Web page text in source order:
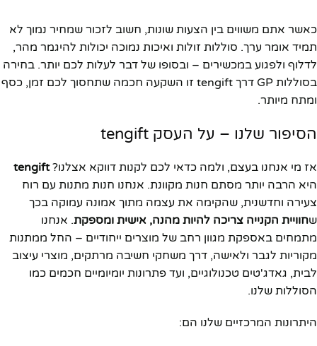
כאשר אתם משווים בין הצעות שונות, חשוב לזכור שמחיר נמוך לא
תמיד אומר ערך. סוללות זולות ואיכות נמוכה יכולות להיגמר מהר,
לדלוף ולפגוע במכשירים – ובסופו של דבר לעלות לכם יותר. בחירה
בסוללות GP דרך tengift זו השקעה חכמה שתחסוך לכם זמן, כסף
ומתח מיותר.
הסיפור שלנו – על העסק tengift
אז מי אנחנו בעצם, ולמה כדאי לכם לקנות דווקא אצלנו?tengift
היא הרבה יותר מסתם חנות מקוונת. אנחנו חנות מתנות עם רוח
צעירה וחדשנית, שהקימה את עצמה מתוך אמונה עמוקה בכך
שחוויית הקנייה צריכה להיות מהנה, אישית ומספקת. אנחנו
מתמחים באספקת מגוון רחב של מוצרים ייחודיים – החל ממתנות
מקוריות לגבר ולאישה, דרך משחקי חשיבה מרתקים, מוצרי עיצוב
לבית, גאדג'טים טכנולוגיים, ועד פתרונות יומיומיים חכמים כמו
הסוללות שלנו.
היתרונות המרכזיים שלנו הם: